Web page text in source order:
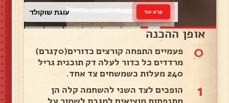
עוגת שוקולד קרא עוד
אופן ההכנה
0
פעמיים התפחה קורצים כדורים(70גרם)
מרדדים כל כדור לעלה דק תוכנית גריל
240 מעלות כשמשחים צד אחד.
1
הופכים לצד השני להשחמה קלה הן